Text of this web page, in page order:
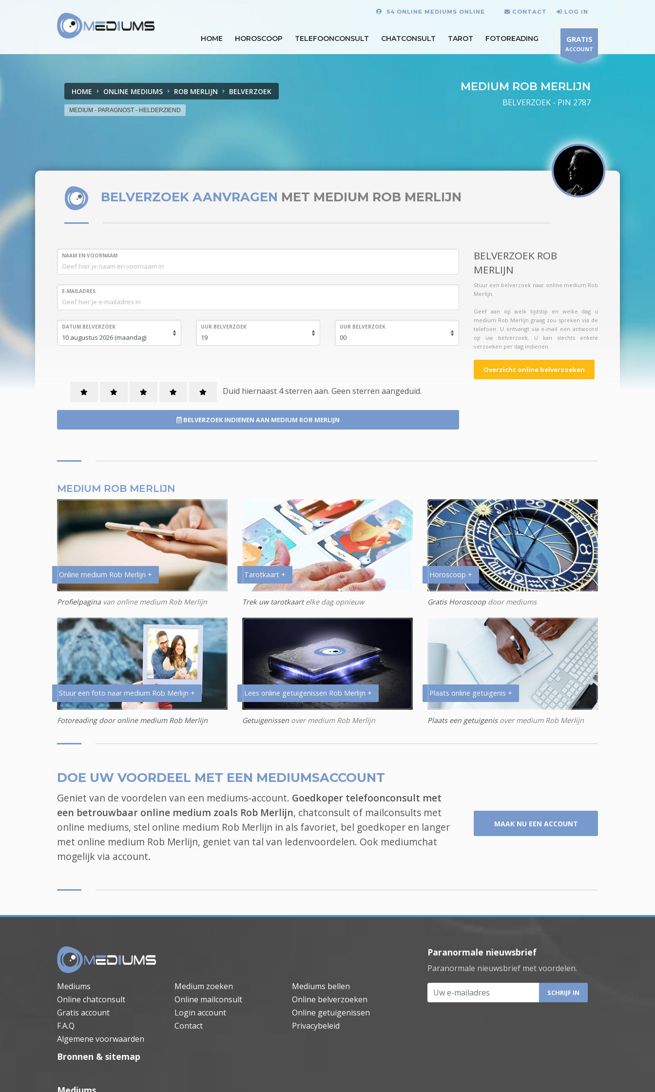
54 ONLINE MEDIUMS ONLINE CONTACT LOG IN
HOME HOROSCOOP TELEFOONCONSULT CHATCONSULT TAROT FOTOREADING GRATIS
ACCOUNT
HOME ONLINE MEDIUMS ROB MERLIJN BELVERZOEK
MEDIUM - PARAGNOST - HELDERZIEND
MEDIUM ROB MERLIJN
BELVERZOEK - PIN 2787
BELVERZOEK AANVRAGEN MET MEDIUM ROB MERLIJN
NAAM EN VOORNAAM
E-MAILADRES
DATUM BELVERZOEK UUR BELVERZOEK UUR BELVERZOEK
Duid hiernaast 4 sterren aan. Geen sterren aangeduid.
BELVERZOEK INDIENEN AAN MEDIUM ROB MERLIJN
BELVERZOEK ROB
MERLIJN
Stuur een belverzoek naar online medium Rob
Merlijn.
Geef aan op welk tijdstip en welke dag u
medium Rob Merlijn graag zou spreken via de
telefoon. U ontvangt via e-mail een antwoord
op uw belverzoek. U kan slechts enkele
verzoeken per dag indienen.
Overzicht online belverzoeken
MEDIUM ROB MERLIJN
Online medium Rob Merlijn +
Profielpaginavan online medium Rob Merlijn
Tarotkaart +
Trek uw tarotkaartelke dag opnieuw
Horoscoop +
Gratis Horoscoopdoor mediums
Stuur een foto naar medium Rob Merlijn +
Fotoreading door online medium Rob Merlijn
Lees online getuigenissen Rob Merlijn +
Getuigenissen over medium Rob Merlijn
Plaats online getuigenis +
Plaats een getuigenisover medium Rob Merlijn
DOE UW VOORDEEL MET EEN MEDIUMSACCOUNT
Geniet van de voordelen van een mediums-account. Goedkoper telefoonconsult met
een betrouwbaar online medium zoals Rob Merlijn, chatconsult of mailconsults met
online mediums, stel online medium Rob Merlijn in als favoriet, bel goedkoper en langer
met online medium Rob Merlijn, geniet van tal van ledenvoordelen. Ook mediumchat
mogelijk via account.
MAAK NU EEN ACCOUNT
Mediums Medium zoeken
Mediums bellen
Online chatconsult
Online mailconsult
Online belverzoeken
Gratis account
Login account
Online getuigenissen
F.A.Q
Contact
Privacybeleid
Algemene voorwaarden
Paranormale nieuwsbrief
Paranormale nieuwsbrief met voordelen.
Uw e-mailadres
Bronnen & sitemap